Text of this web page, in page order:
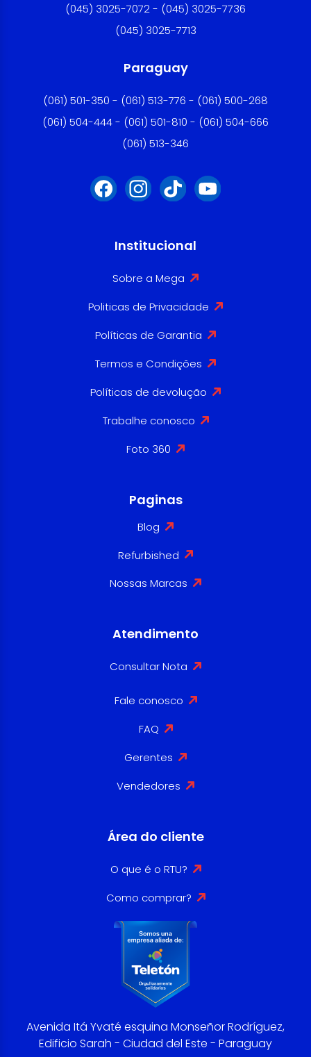
(045) 3025-7072 - (045) 3025-7736
(045) 3025-7713
Paraguay
(061) 501-350 - (061) 513-776 - (061) 500-268
(061) 504-444 - (061) 501-810 - (061) 504-666
(061) 513-346
Institucional
Sobre a Mega
Politicas de Privacidade
Políticas de Garantia
Termos e Condições
Políticas de devolução
Trabalhe conosco
Foto 360
Paginas
Blog
Refurbished
Nossas Marcas
Atendimento
Consultar Nota
Fale conosco
FAQ
Gerentes
Vendedores
Área do cliente
O que é o RTU?
Como comprar?
Avenida Itá Yvaté esquina Monseñor Rodríguez,
Edificio Sarah - Ciudad del Este - Paraguay